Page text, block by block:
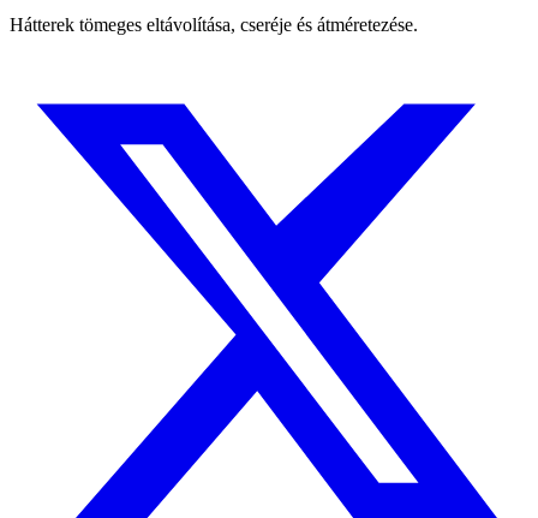
Hátterek tömeges eltávolítása, cseréje és átméretezése.